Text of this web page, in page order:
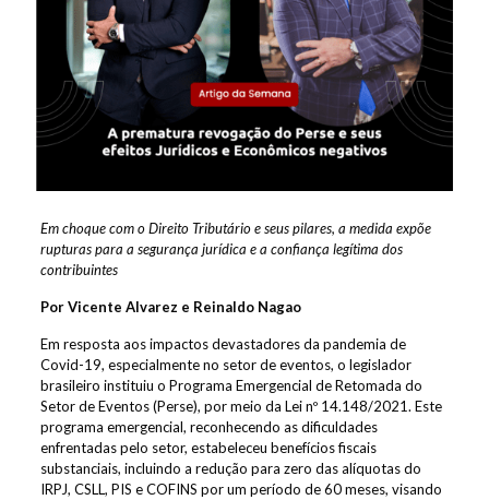
Em choque com o Direito Tributário e seus pilares, a medida expõe
rupturas para a segurança jurídica e a confiança legítima dos
contribuintes
Por Vicente Alvarez e Reinaldo Nagao
Em resposta aos impactos devastadores da pandemia de
Covid-19, especialmente no setor de eventos, o legislador
brasileiro instituiu o Programa Emergencial de Retomada do
Setor de Eventos (Perse), por meio da Lei nº 14.148/2021. Este
programa emergencial, reconhecendo as dificuldades
enfrentadas pelo setor, estabeleceu benefícios fiscais
substanciais, incluindo a redução para zero das alíquotas do
IRPJ, CSLL, PIS e COFINS por um período de 60 meses, visando